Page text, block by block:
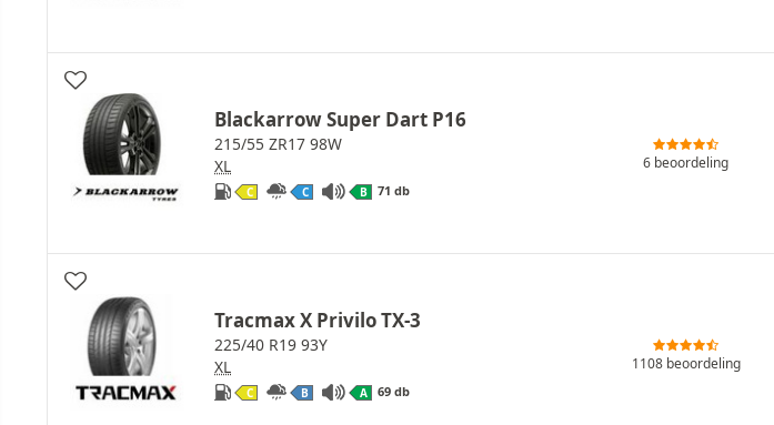
Blackarrow Super Dart P16
215/55 ZR17 98W
XL
C C B 71 db
6 beoordeling
Tracmax X Privilo TX-3
225/40 R19 93Y
XL
C B A 69 db
1108 beoordeling